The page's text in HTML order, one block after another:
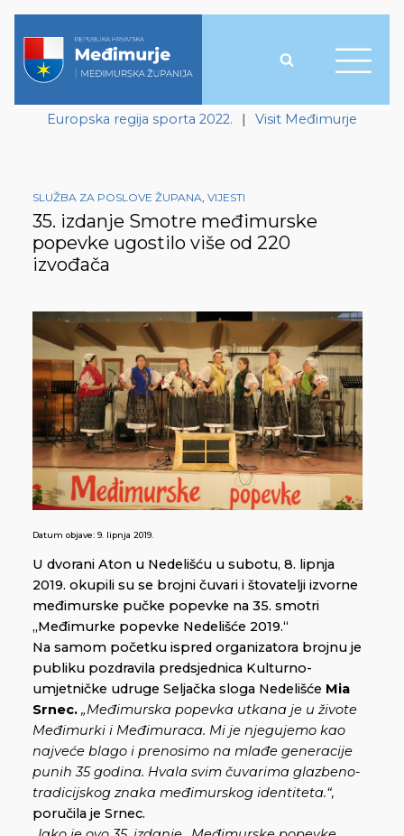
Europska regija sporta 2022. | Visit Međimurje
SLUŽBA ZA POSLOVE ŽUPANA, VIJESTI
35. izdanje Smotre međimurske
popevke ugostilo više od 220
izvođača
Datum objave: 9. lipnja 2019.
U dvorani Aton u Nedelišću u subotu, 8. lipnja
2019. okupili su se brojni čuvari i štovatelji izvorne
međimurske pučke popevke na 35. smotri
„Međimurke popevke Nedelišće 2019.“
Na samom početku ispred organizatora brojnu je
publiku pozdravila predsjednica Kulturno-
umjetničke udruge Seljačka sloga Nedelišće Mia
Srnec. „Međimurska popevka utkana je u živote
Međimurki i Međimuraca. Mi je njegujemo kao
najveće blago i prenosimo na mlađe generacije
punih 35 godina. Hvala svim čuvarima glazbeno-
tradicijskog znaka međimurskog identiteta.“,
poručila je Srnec.